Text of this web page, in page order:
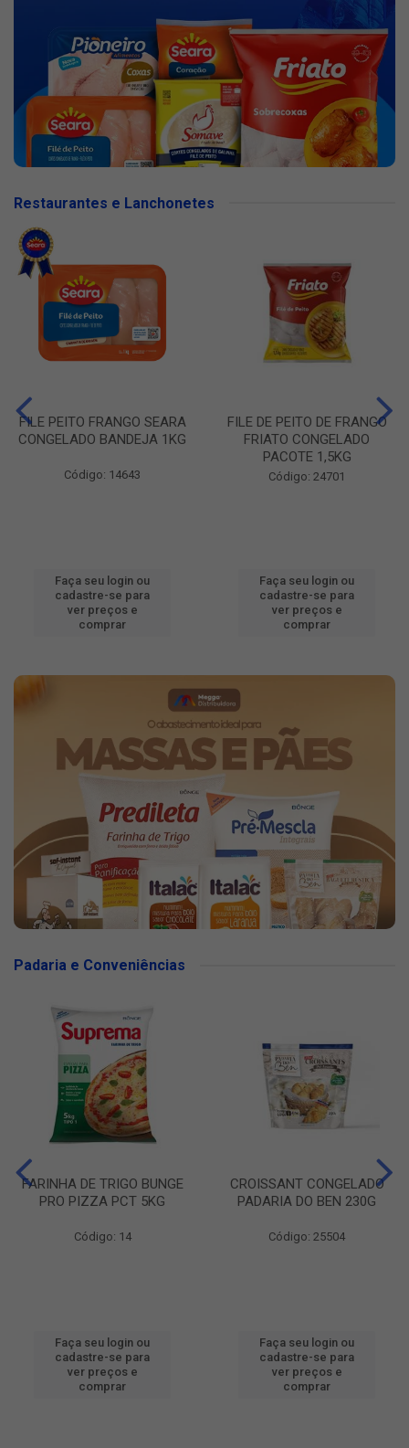
Restaurantes e Lanchonetes
FILE PEITO FRANGO SEARA
CONGELADO BANDEJA 1KG
Código: 14643
Faça seu login ou
cadastre-se para
ver preços e
comprar
FILE DE PEITO DE FRANGO
FRIATO CONGELADO
PACOTE 1,5KG
Código: 24701
Faça seu login ou
cadastre-se para
ver preços e
comprar
Padaria e Conveniências
FARINHA DE TRIGO BUNGE
PRO PIZZA PCT 5KG
Código: 14
Faça seu login ou
cadastre-se para
ver preços e
comprar
CROISSANT CONGELADO
PADARIA DO BEN 230G
Código: 25504
Faça seu login ou
cadastre-se para
ver preços e
comprar